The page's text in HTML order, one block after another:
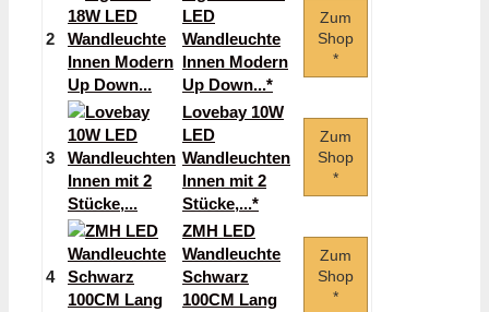
2
LED
Wandleuchte
Innen Modern
Up Down...*
Zum
Shop
*
3
Lovebay 10W
LED
Wandleuchten
Innen mit 2
Stücke,...*
Zum
Shop
*
4
ZMH LED
Wandleuchte
Schwarz
100CM Lang
Zum
Shop
*